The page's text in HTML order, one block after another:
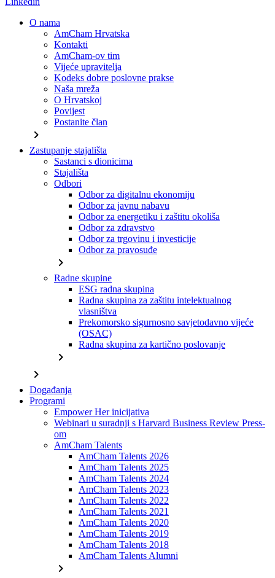
O nama
AmCham Hrvatska
Kontakti
AmCham-ov tim
Vijeće upravitelja
Kodeks dobre poslovne prakse
Naša mreža
O Hrvatskoj
Povijest
Postanite član
chevron_right
Zastupanje stajališta
Sastanci s dionicima
Stajališta
Odbori
Odbor za digitalnu ekonomiju
Odbor za javnu nabavu
Odbor za energetiku i zaštitu okoliša
Odbor za zdravstvo
Odbor za trgovinu i investicije
Odbor za pravosuđe
chevron_right
Radne skupine
ESG radna skupina
Radna skupina za zaštitu intelektualnog
vlasništva
Prekomorsko sigurnosno savjetodavno vijeće
(OSAC)
Radna skupina za kartično poslovanje
chevron_right
chevron_right
Događanja
Programi
Empower Her inicijativa
Webinari u suradnji s Harvard Business Review Press-
om
AmCham Talents
AmCham Talents 2026
AmCham Talents 2025
AmCham Talents 2024
AmCham Talents 2023
AmCham Talents 2022
AmCham Talents 2021
AmCham Talents 2020
AmCham Talents 2019
AmCham Talents 2018
AmCham Talents Alumni
chevron_right